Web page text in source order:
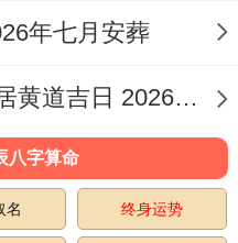
飞星方位会变动。
以确定九宫方位吉
吉星飞临之方 如当
缘）、六白武曲星
星（正财旺运）所
年七月安葬
2026年8月入宅乔迁新居黄道吉日 2026年8月入新房日子
八字算命
名 终身运势